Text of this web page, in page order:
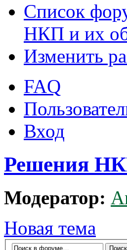
Список
НКП и их
Изменить
FAQ
Вход
Решения
Модератор:
Новая тема